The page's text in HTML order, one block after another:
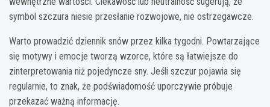
symbol szczura niesie przesłanie rozwojowe, nie ostrzegawcze.
Warto prowadzić dziennik snów przez kilka tygodni. Powtarzające
się motywy i emocje tworzą wzorce, które są łatwiejsze do
zinterpretowania niż pojedyncze sny. Jeśli szczur pojawia się
regularnie, to znak, że podświadomość uporczywie próbuje
przekazać ważną informację.